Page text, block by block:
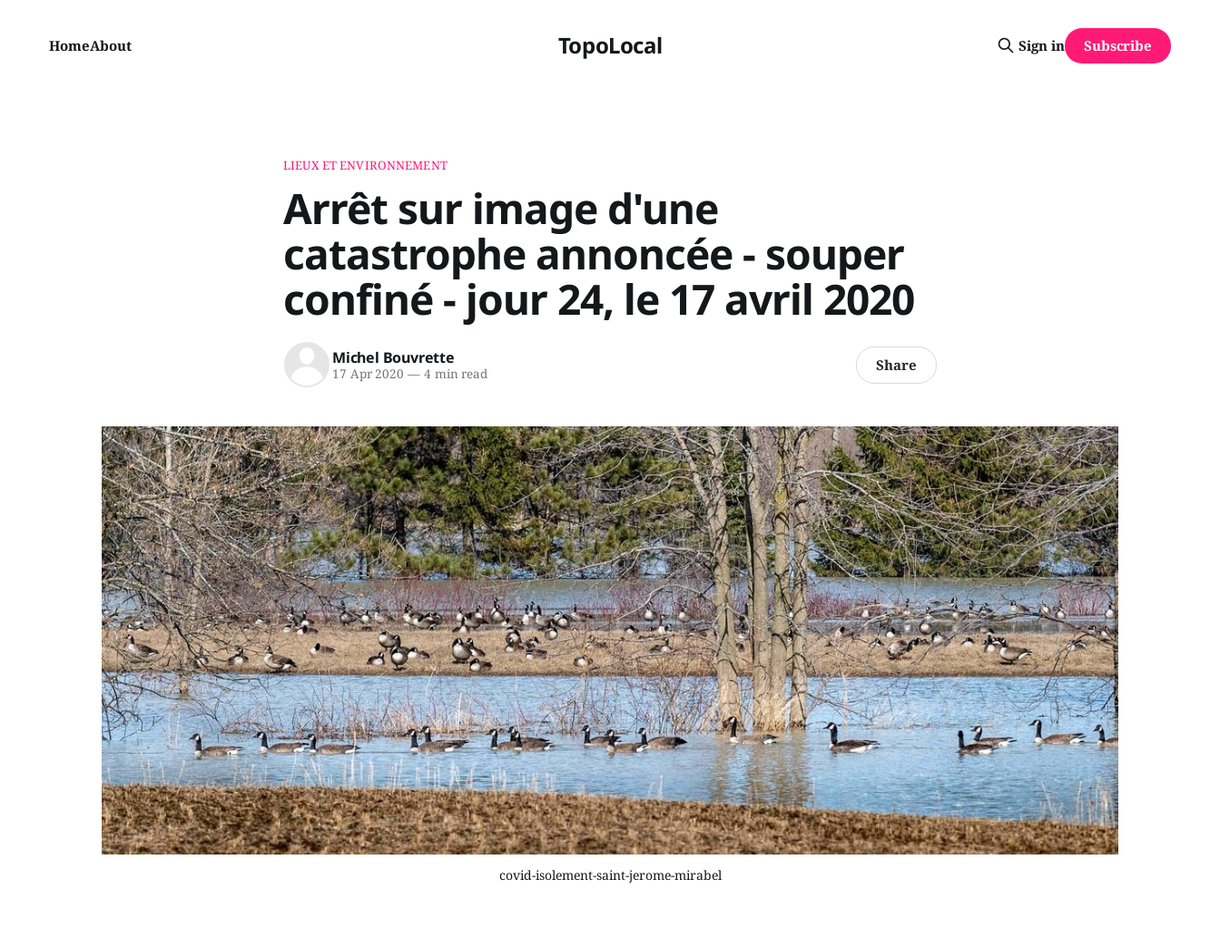
TopoLocal
HomeAbout Sign in Subscribe
LIEUX ET ENVIRONNEMENT
Arrêt sur image d'une
catastrophe annoncée - souper
confiné - jour 24, le 17 avril 2020
Michel Bouvrette
17 Apr 2020 —4 min read Share
covid-isolement-saint-jerome-mirabel